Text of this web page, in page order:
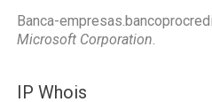
Banca-
Microsoft Corporation.
IP Whois